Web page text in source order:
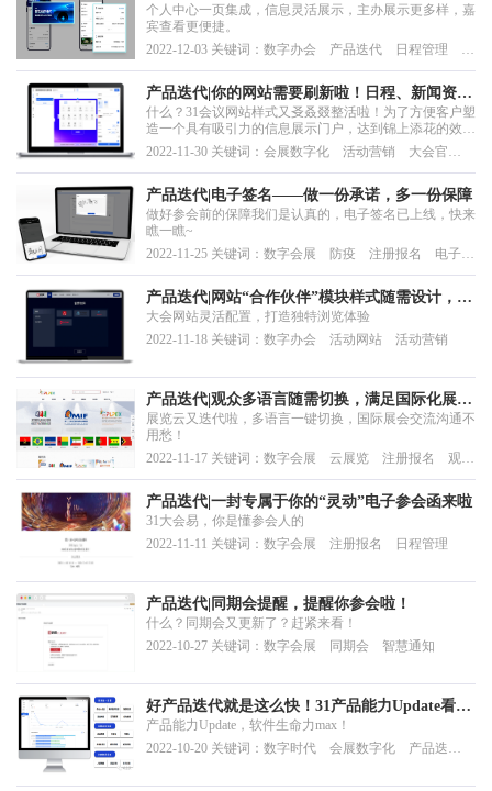
个人中心一页集成，信息灵活展示，主办展示更多样，嘉
宾查看更便捷。
2022-12-03 关键词：数字办会 产品迭代 日程管理 活
产品迭代|你的网站需要刷新啦！日程、新闻资讯
出了新花样
什么？31会议网站样式又㕛叒叕整活啦！为了方便客户塑
造一个具有吸引力的信息展示门户，达到锦上添花的效
果，让观众有更好的浏览体验，于是我们带着适用于轻
会、大会易以及展览云系统平台的网站新样式走来了。为
了满足网站不同模块的展示需求，客户能够进行自定义样
式设计，我们真是“不择手段”，这次又会从哪几个方面
进...
2022-11-30 关键词：会展数字化 活动营销 大会官
产品迭代|电子签名——做一份承诺，多一份保障
做好参会前的保障我们是认真的，电子签名已上线，快来
瞧一瞧~
2022-11-25 关键词：数字会展 防疫 注册报名 电子签
产品迭代|网站“合作伙伴”模块样式随需设计，主
题色、深浅模式多样选择
大会网站灵活配置，打造独特浏览体验
2022-11-18 关键词：数字办会 活动网站 活动营销
产品迭代|观众多语言随需切换，满足国际化展会
观展诉求
展览云又迭代啦，多语言一键切换，国际展会交流沟通不
用愁！
2022-11-17 关键词：数字会展 云展览 注册报名 观众
产品迭代|一封专属于你的“灵动”电子参会函来啦
31大会易，你是懂参会人的
2022-11-11 关键词：数字会展 注册报名 日程管理
产品迭代|同期会提醒，提醒你参会啦！
什么？同期会又更新了？赶紧来看！
2022-10-27 关键词：数字会展 同期会 智慧通知
好产品迭代就是这么快！31产品能力Update看过
来
产品能力Update，软件生命力max！
2022-10-20 关键词：数字时代 会展数字化 产品迭